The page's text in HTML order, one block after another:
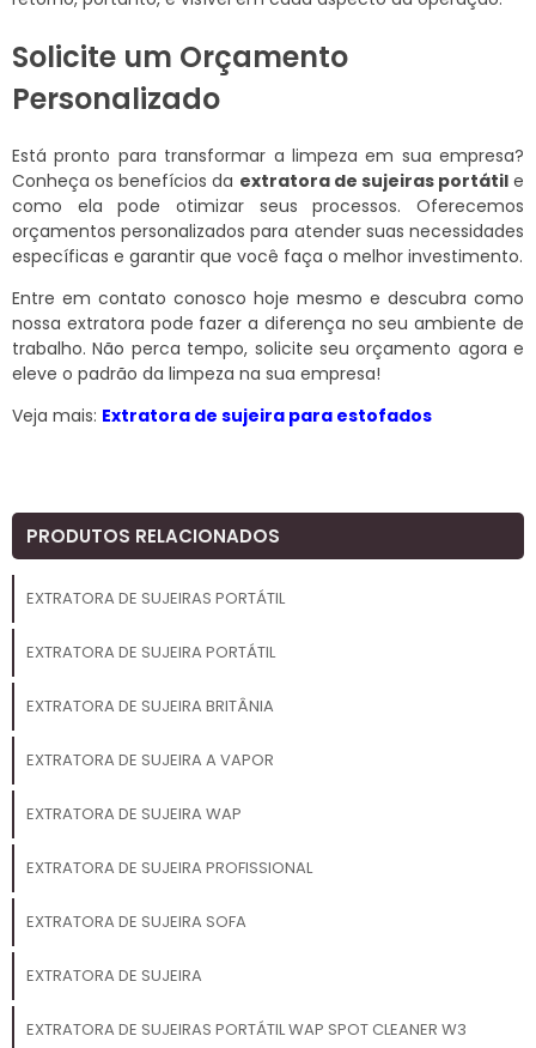
Solicite um Orçamento
Personalizado
Está pronto para transformar a limpeza em sua empresa?
Conheça os benefícios da extratora de sujeiras portátile
como ela pode otimizar seus processos. Oferecemos
orçamentos personalizados para atender suas necessidades
específicas e garantir que você faça o melhor investimento.
Entre em contato conosco hoje mesmo e descubra como
nossa extratora pode fazer a diferença no seu ambiente de
trabalho. Não perca tempo, solicite seu orçamento agora e
eleve o padrão da limpeza na sua empresa!
Veja mais: Extratora de sujeira para estofados
PRODUTOS RELACIONADOS
EXTRATORA DE SUJEIRAS PORTÁTIL
EXTRATORA DE SUJEIRA PORTÁTIL
EXTRATORA DE SUJEIRA BRITÂNIA
EXTRATORA DE SUJEIRA A VAPOR
EXTRATORA DE SUJEIRA WAP
EXTRATORA DE SUJEIRA PROFISSIONAL
EXTRATORA DE SUJEIRA SOFA
EXTRATORA DE SUJEIRA
EXTRATORA DE SUJEIRAS PORTÁTIL WAP SPOT CLEANER W3